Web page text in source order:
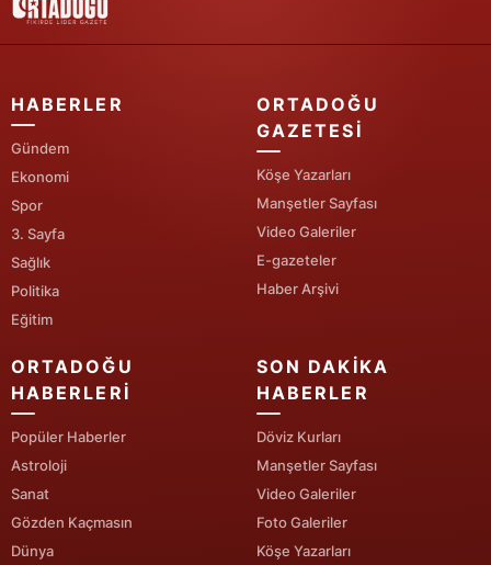
Yalova
Kilis
Osmaniye
Düzce
HABERLER
Gündem
Ekonomi
Spor
3. Sayfa
Sağlık
Politika
Eğitim
ORTADOĞU
GAZETESI
Köşe Yazarları
Manşetler Sayfası
Video Galeriler
E-gazeteler
Haber Arşivi
ORTADOĞU
HABERLERI
Popüler Haberler
Astroloji
Sanat
Gözden Kaçmasın
Dünya
SON DAKIKA
HABERLER
Döviz Kurları
Manşetler Sayfası
Video Galeriler
Foto Galeriler
Köşe Yazarları